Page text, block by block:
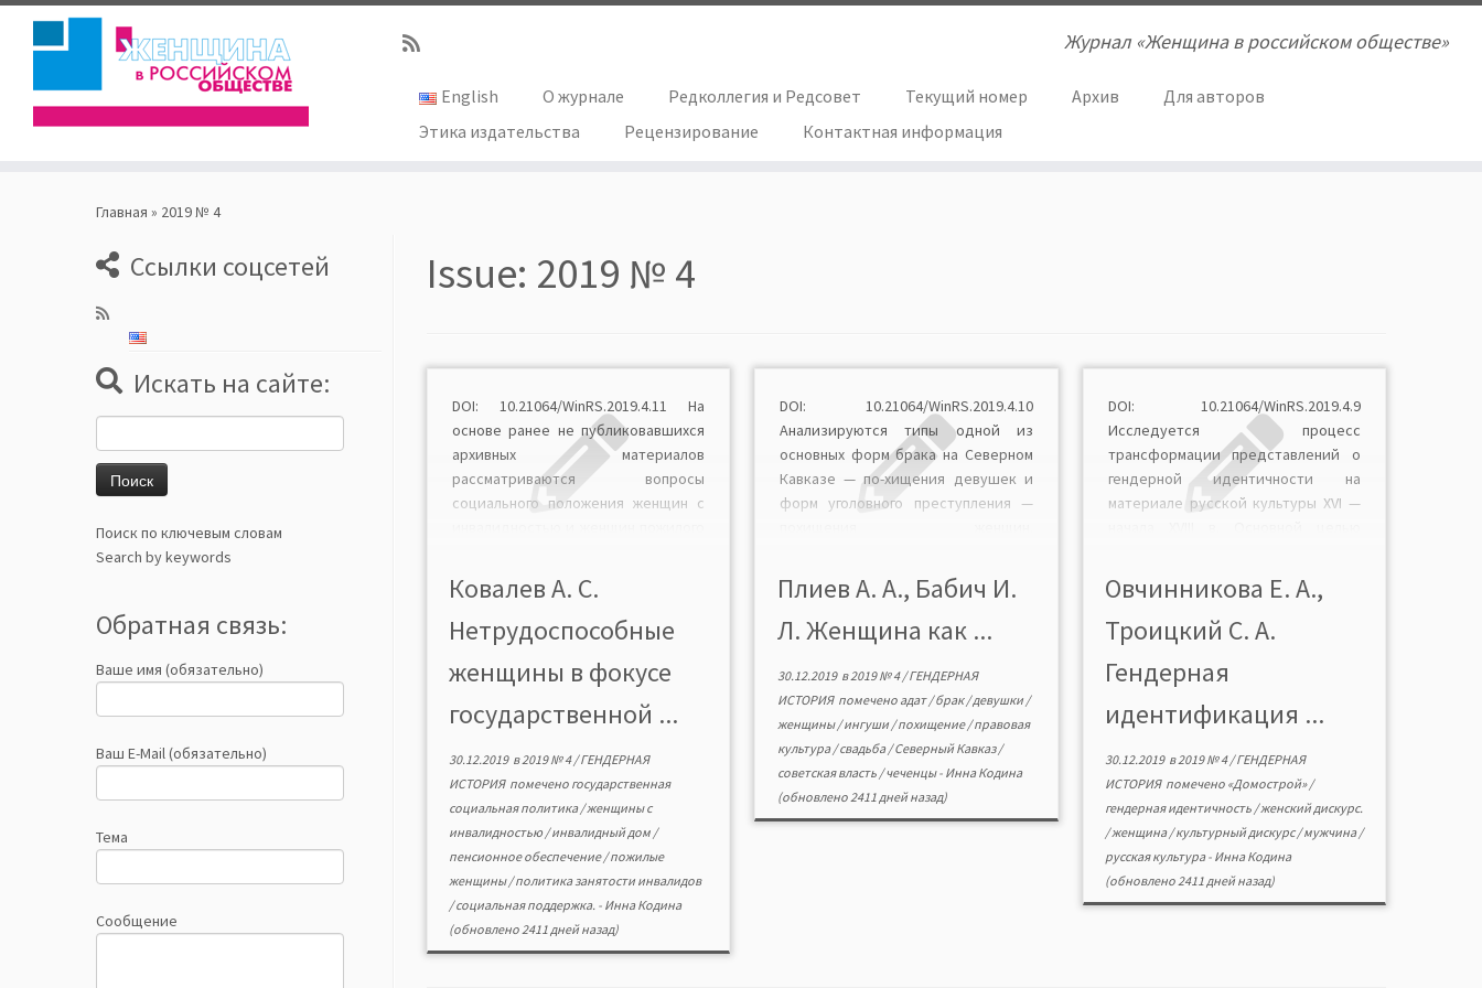
Журнал «Женщина в российском обществе»
English О журнале Редколлегия и Редсовет Текущий номер Архив
Для авторов
Этика издательства
Рецензирование Контактная информация
Главная » 2019 № 4
Ссылки соцсетей
Искать на сайте:
Поиск по ключевым словам
Search by keywords
Обратная связь:
Ваше имя (обязательно)
Ваш E-Mail (обязательно)
Тема
Сообщение
Issue: 2019 № 4
DOI: 10.21064/WinRS.2019.4.11 На
основе ранее не публиковавшихся
архивных материалов
рассматриваются вопросы
социального положения женщин с
которые были объединены общим
статусом нетрудоспособного
населения. Анализируются главные
направления социальной политики
Советского государства в
женщин: пенсионное обеспечение,
трудоустройстве, […]
Ковалев А. С.
Нетрудоспособные
женщины в фокусе
государственной ...
30.12.2019в2019 № 4/ГЕНДЕРНАЯ
ИСТОРИЯ помечено государственная
социальная политика/женщины с
инвалидностью /инвалидный дом /
пенсионное обеспечение/пожилые
женщины/политика занятости инвалидов
/социальная поддержка. - Инна Кодина
(обновлено 2411 дней назад)
DOI: 10.21064/WinRS.2019.4.10
Анализируются типы одной из
основных форм брака на Северном
Кавказе — по-хищения девушек и
форм уголовного преступления —
исследования — 1870—1970 гг.
Работа проведена на основе
полевых этнографических
материалов, собранных А. А.
Плиевым в Чечне и Ингушетии (1960
—1970-е гг.). Женщина
рассматривается как субъект и […]
Плиев А. А., Бабич И.
Л. Женщина как ...
30.12.2019в2019 № 4/ГЕНДЕРНАЯ
ИСТОРИЯ помечено адат/брак/девушки /
женщины/ингуши /похищение/правовая
культура/свадьба/Северный Кавказ/
советская власть /чеченцы- Инна Кодина
(обновлено 2411 дней назад)
DOI: 10.21064/WinRS.2019.4.9
Исследуется процесс
трансформации представлений о
гендерной идентичности на
материале русской культуры XVI —
различий в представлении о
половозрастных характеристиках, а
также анализ процесса
становления женского дискурса как
самостоятельного. По мнению
и женщины с точки зрения […]
Овчинникова Е. А.,
Троицкий С. А.
Гендерная
идентификация ...
30.12.2019в2019 № 4/ГЕНДЕРНАЯ
ИСТОРИЯ помечено «Домострой»/
гендерная идентичность /женский дискурс.
/женщина/культурный дискурс/мужчина/
русская культура- Инна Кодина
(обновлено 2411 дней назад)